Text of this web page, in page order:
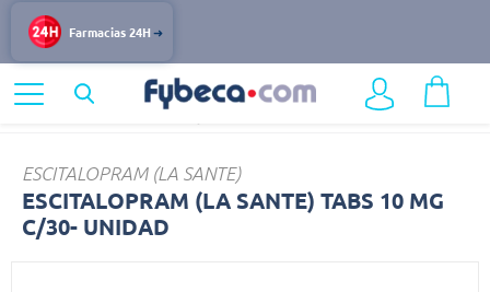
Farmacias 24H
Dolor y Fiebre
ESCITALOPRAM (LA SANTE)
ESCITALOPRAM (LA SANTE) TABS 10 MG
C/30- UNIDAD